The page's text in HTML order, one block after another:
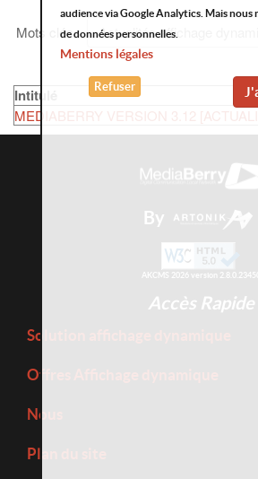
Mots clés:
Intitulé
MEDIABERRY VERSION 3.12
By
AKCMS 2026 version 2.8.0.23450
Accès Rapide
Solution affichage dynamique
Offres Affichage dynamique
Nous
Plan du site
audience via Google Analytics. Mais nous
de données personnelles.
Mentions légales
Refuser